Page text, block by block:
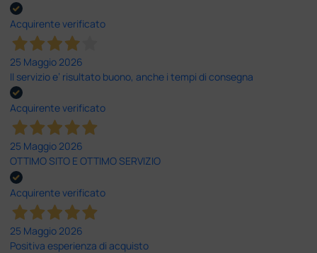
Acquirente verificato
25 Maggio 2026
Il servizio e’ risultato buono, anche i tempi di consegna
Acquirente verificato
25 Maggio 2026
OTTIMO SITO E OTTIMO SERVIZIO
Acquirente verificato
25 Maggio 2026
Positiva esperienza di acquisto